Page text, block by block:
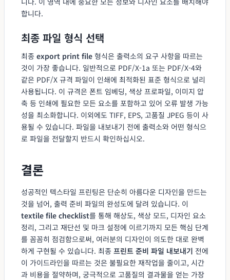
합니다.
최종 파일 형식 선택
최종 export print file 형식은 출력소의 요구 사항을 따르는
것이 가장 좋습니다. 일반적으로 PDF/X-1a 또는 PDF/X-4와
같은 PDF/X 규격 파일이 인쇄에 최적화된 표준 형식으로 널리
사용됩니다. 이 규격은 폰트 임베딩, 색상 프로파일, 이미지 압
축 등 인쇄에 필요한 모든 요소를 포함하고 있어 오류 발생 가능
성을 최소화합니다. 이외에도 TIFF, EPS, 고품질 JPEG 등이 사
용될 수 있습니다. 파일을 내보내기 전에 출력소와 어떤 형식으
로 파일을 전달할지 반드시 확인하십시오.
결론
성공적인 텍스타일 프린팅은 단순히 아름다운 디자인을 만드는
것을 넘어, 출력 준비 파일의 완성도에 달려 있습니다. 이
textile file checklist를 통해 해상도, 색상 모드, 디자인 요소
정리, 그리고 재단선 및 마크 설정에 이르기까지 모든 핵심 단계
를 꼼꼼히 점검함으로써, 여러분의 디자인이 의도한 대로 완벽
하게 구현될 수 있습니다. 최종 프린트 준비 파일 내보내기 전에
이 가이드라인을 따르는 것은 불필요한 재작업을 줄이고, 시간
과 비용을 절약하며, 궁극적으로 고품질의 결과물을 얻는 가장